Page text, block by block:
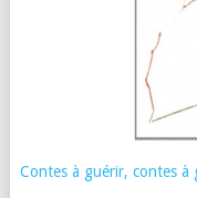
Contes à guérir, contes à